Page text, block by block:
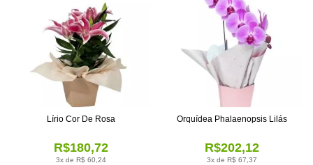
3x de R$ 60,24
R$180,72
Lírio Cor De Rosa
3x de R$ 67,37
R$202,12
Orquídea Phalaenopsis Lilás